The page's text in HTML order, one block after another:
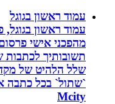
עמוד ראשון בגוגל
עמוד ראשון בגוגל,
תשובותיך לכתבות
שלל הלהיט של מקדמי
`שתול` בכל כתבה
Mcity